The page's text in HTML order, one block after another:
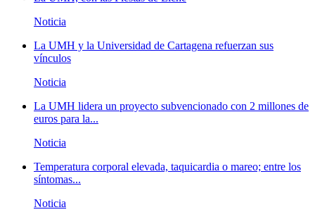
Noticia
La UMH y la Universidad de Cartagena refuerzan sus
vínculos
Noticia
La UMH lidera un proyecto subvencionado con 2 millones de
euros para la...
Noticia
Temperatura corporal elevada, taquicardia o mareo; entre los
síntomas...
Noticia